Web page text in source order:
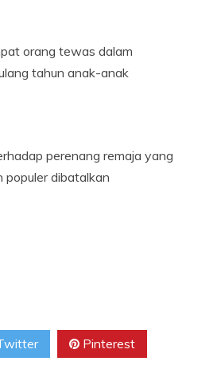
orang tewas dalam
tahun anak-anak
perenang remaja yang
populer dibatalkan
Pinterest